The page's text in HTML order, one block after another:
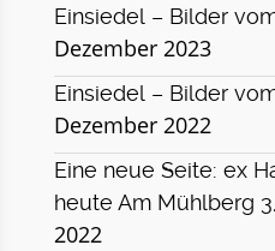
Einsiedel – Bilder
Dezember 2023
Einsiedel – Bilder
Dezember 2022
Eine neue Seite: ex
heute Am Mühlberg
2022